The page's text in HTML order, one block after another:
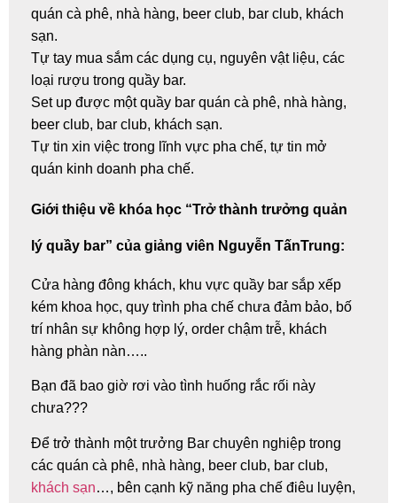
quán cà phê, nhà hàng, beer club, bar club, khách
sạn.
Tự tay mua sắm các dụng cụ, nguyên vật liệu, các
loại rượu trong quầy bar.
Set up được một quầy bar quán cà phê, nhà hàng,
beer club, bar club, khách sạn.
Tự tin xin việc trong lĩnh vực pha chế, tự tin mở
quán kinh doanh pha chế.
Giới thiệu về khóa học “Trở thành trưởng quản
lý quầy bar” của giảng viên Nguyễn TấnTrung:
Cửa hàng đông khách, khu vực quầy bar sắp xếp
kém khoa học, quy trình pha chế chưa đảm bảo, bố
trí nhân sự không hợp lý, order chậm trễ, khách
hàng phàn nàn…..
Bạn đã bao giờ rơi vào tình huống rắc rối này
chưa???
Để trở thành một trưởng Bar chuyên nghiệp trong
các quán cà phê, nhà hàng, beer club, bar club,
khách sạn…, bên cạnh kỹ năng pha chế điêu luyện,